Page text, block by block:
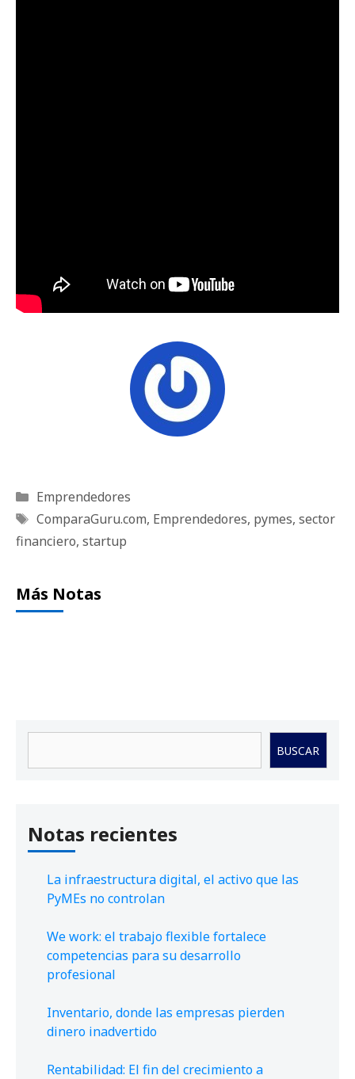
Categorías
Emprendedores
Etiquetas
ComparaGuru.com, Emprendedores, pymes, sector
financiero, startup
Más Notas
BUSCAR
Notas recientes
La infraestructura digital, el activo que las
PyMEs no controlan
We work: el trabajo flexible fortalece
competencias para su desarrollo
profesional
Inventario, donde las empresas pierden
dinero inadvertido
Rentabilidad: El fin del crecimiento a